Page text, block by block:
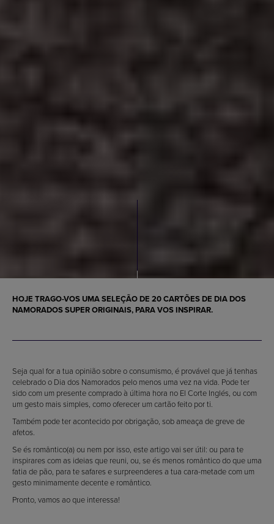
HOJE TRAGO-VOS UMA SELEÇÃO DE 20 CARTÕES DE DIA DOS
NAMORADOS SUPER ORIGINAIS, PARA VOS INSPIRAR.
Seja qual for a tua opinião sobre o consumismo, é provável que já tenhas
celebrado o Dia dos Namorados pelo menos uma vez na vida. Pode ter
sido com um presente comprado à última hora no El Corte Inglés, ou com
um gesto mais simples, como oferecer um cartão feito por ti.
Também pode ter acontecido por obrigação, sob ameaça de greve de
afetos.
Se és romântico(a) ou nem por isso, este artigo vai ser útil: ou para te
inspirares com as ideias que reuni, ou, se és menos romântico do que uma
fatia de pão, para te safares e surpreenderes a tua cara-metade com um
gesto minimamente decente e romântico.
Pronto, vamos ao que interessa!